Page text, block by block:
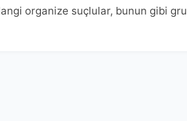
organize suçlular, bunun gibi